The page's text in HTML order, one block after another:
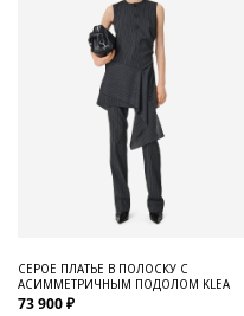
СЕРОЕ ПЛАТЬЕ В ПОЛОСКУ С
АСИММЕТРИЧНЫМ ПОДОЛОМ KLEA
73 900 ₽